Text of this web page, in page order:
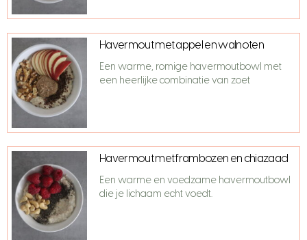
Havermout met appel en walnoten
Een warme, romige havermoutbowl met
een heerlijke combinatie van zoet
Havermout met frambozen en chiazaad
Een warme en voedzame havermoutbowl
die je lichaam echt voedt.